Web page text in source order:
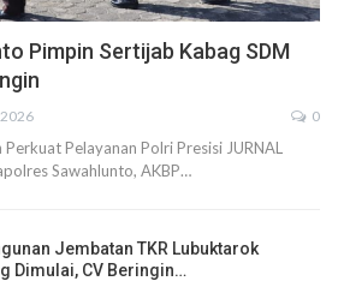
Pimpin Sertijab Kabag SDM
0
Pelayanan Polri Presisi JURNAL
Sawahlunto, AKBP…
Jembatan TKR Lubuktarok
Dimulai, CV Beringin…